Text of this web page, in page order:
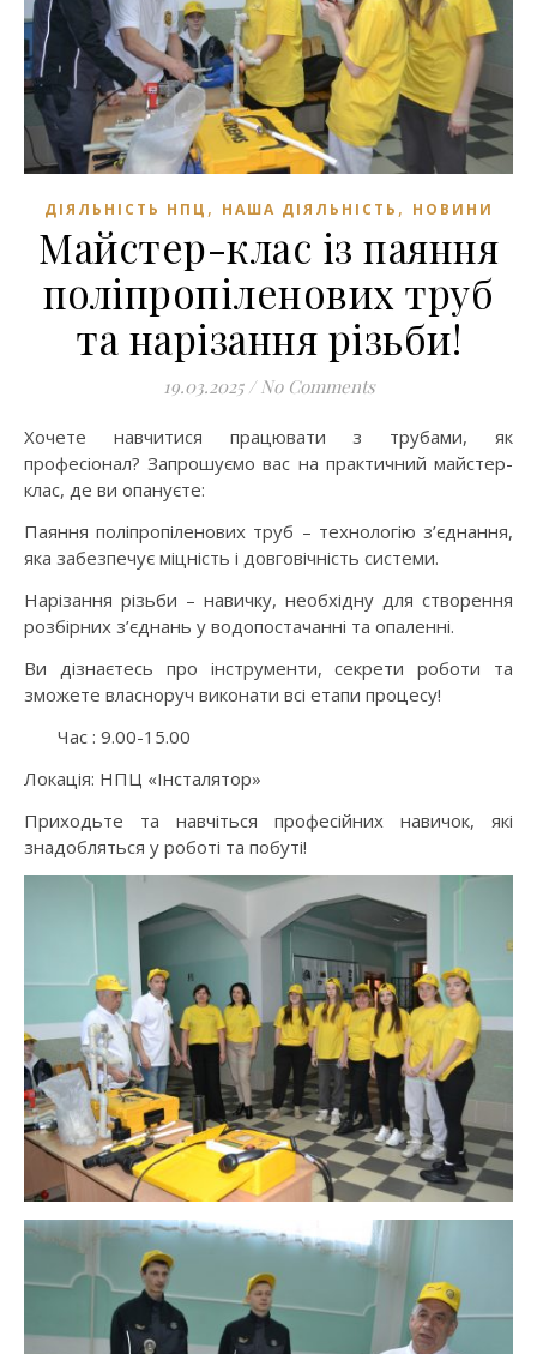
ДІЯЛЬНІСТЬ НПЦ , НАША ДІЯЛЬНІСТЬ , НОВИНИ
Майстер-клас із паяння
поліпропіленових труб
та нарізання різьби!
19.03.2025 / No Comments
Хочете навчитися працювати з трубами, як
професіонал? Запрошуємо вас на практичний майстер-
клас, де ви опануєте:
Паяння поліпропіленових труб – технологію з’єднання,
яка забезпечує міцність і довговічність системи.
Нарізання різьби – навичку, необхідну для створення
розбірних з’єднань у водопостачанні та опаленні.
Ви дізнаєтесь про інструменти, секрети роботи та
зможете власноруч виконати всі етапи процесу!
Час : 9.00-15.00
Локація: НПЦ «Інсталятор»
Приходьте та навчіться професійних навичок, які
знадобляться у роботі та побуті!